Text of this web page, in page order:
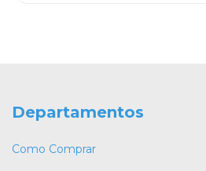
Departamentos
Como Comprar